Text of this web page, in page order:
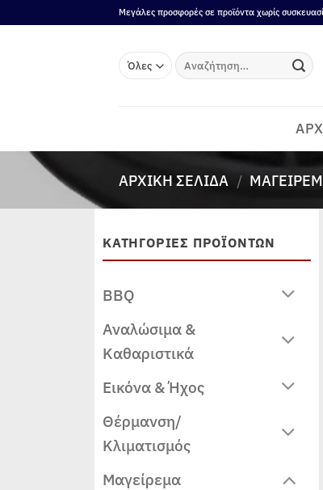
στο
Μεγάλες προσφορές σε προϊόντα χωρίς
Αναζήτηση
για:
ΑΡΧΙΚΉ ΣΕΛΊΔΑ /
ΚΑΤΗΓΟΡΙΕΣ ΠΡΟΪΟΝΤΩΝ
BBQ
Αναλώσιμα &
Καθαριστικά
Εικόνα & Ήχος
Θέρμανση/
Κλιματισμός
Μαγείρεμα